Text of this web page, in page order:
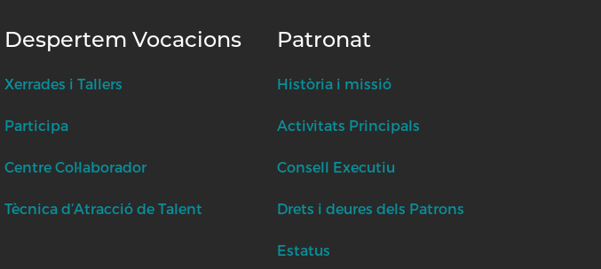
Despertem Vocacions
Xerrades i Tallers
Participa
Centre Col·laborador
Tècnica d’Atracció de Talent
Patronat
Història i missió
Activitats Principals
Consell Executiu
Drets i deures dels Patrons
Estatus